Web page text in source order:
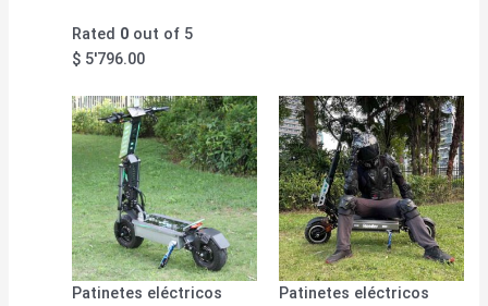
Rated 0 out of 5
$ 5'796.00
Patinetes eléctricos Patinetes eléctricos